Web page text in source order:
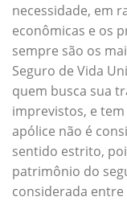
necessidade, em
econômicas e os
sempre são os
Seguro de Vida
quem busca sua
imprevistos, e
apólice não é
sentido estrito,
patrimônio do
considerada